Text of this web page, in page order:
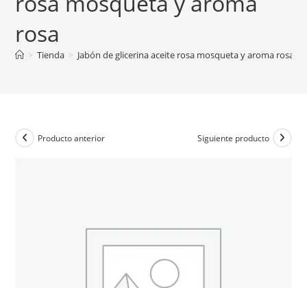
rosa
> Tienda > Jabón de glicerina aceite rosa mosqueta y aroma rosa
Producto anterior Siguiente producto